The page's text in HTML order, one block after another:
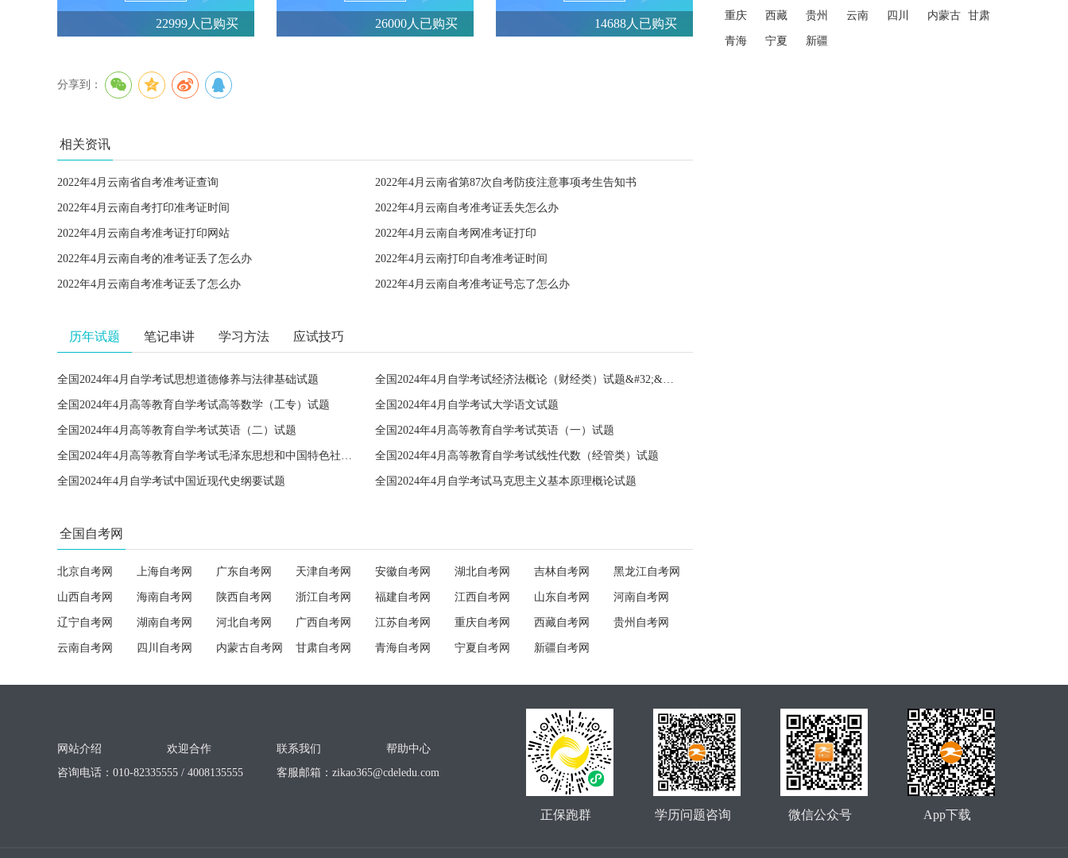
22999人已购买 26000人已购买 14688人已购买
分享到：
相关资讯
2022年4月云南省自考准考证查询 2022年4月云南省第87次自考防疫注意事项考生告知书
2022年4月云南自考打印准考证时间 2022年4月云南自考准考证丢失怎么办
2022年4月云南自考准考证打印网站 2022年4月云南自考网准考证打印
2022年4月云南自考的准考证丢了怎么办 2022年4月云南打印自考准考证时间
2022年4月云南自考准考证丢了怎么办 2022年4月云南自考准考证号忘了怎么办
历年试题 笔记串讲 学习方法 应试技巧
全国2024年4月自学考试思想道德修养与法律基础试题 全国2024年4月自学考试经济法概论（财经类）试题&#32;&#32;
全国2024年4月高等教育自学考试高等数学（工专）试题 全国2024年4月自学考试大学语文试题
全国2024年4月高等教育自学考试英语（二）试题 全国2024年4月高等教育自学考试英语（一）试题
全国2024年4月高等教育自学考试毛泽东思想和中国特色社会主义理论体系概论试题 全国2024年4月高等教育自学考试线性代数（经管类）试题
全国2024年4月自学考试中国近现代史纲要试题 全国2024年4月自学考试马克思主义基本原理概论试题
全国自考网
北京自考网 上海自考网 广东自考网 天津自考网 安徽自考网 湖北自考网 吉林自考网 黑龙江自考网
山西自考网 海南自考网 陕西自考网 浙江自考网 福建自考网 江西自考网 山东自考网 河南自考网
辽宁自考网 湖南自考网 河北自考网 广西自考网 江苏自考网 重庆自考网 西藏自考网 贵州自考网
云南自考网 四川自考网 内蒙古自考网 甘肃自考网 青海自考网 宁夏自考网 新疆自考网
重庆 西藏 贵州 云南 四川 内蒙古 甘肃
青海 宁夏 新疆
网站介绍 欢迎合作 联系我们
帮助中心
咨询电话：010-82335555 / 4008135555
客服邮箱： zikao365@cdeledu.com
App下载
微信公众号
学历问题咨询
正保跑群